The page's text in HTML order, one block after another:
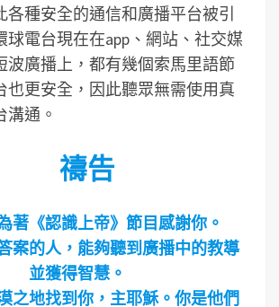
各種安全的通信和廣播平台被引
球電台現在在app、網站、社交媒
波廣播上，都有幾個索馬里語節
也更安全，因此聽眾無需使用真
溝通。
禱告
著《認識上帝》節目感謝你。
案的人，能夠聽到廣播中的教導
並獲得智慧。
之地找到你，主耶穌。你是他們